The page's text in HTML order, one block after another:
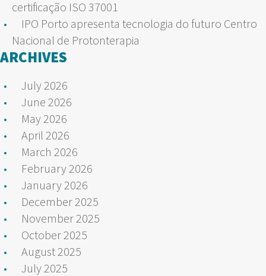
certificação ISO 37001
IPO Porto apresenta tecnologia do futuro Centro
Nacional de Protonterapia
ARCHIVES
July 2026
June 2026
May 2026
April 2026
March 2026
February 2026
January 2026
December 2025
November 2025
October 2025
August 2025
July 2025